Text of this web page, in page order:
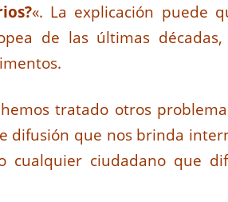
«. La explicación puede
de las últimas
tratado otros
difusión que nos brinda
cualquier ciudadano que